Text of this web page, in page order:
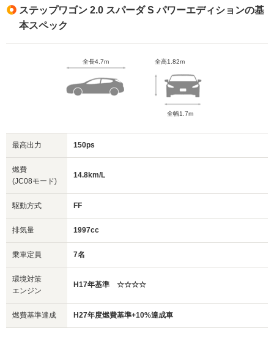
ステップワゴン 2.0 スパーダ S パワーエディションの基
本スペック
全長4.7m 全高1.82m
全幅1.7m
最高出力 150ps
燃費
(JC08モード)
14.8km/L
駆動方式 FF
排気量 1997cc
乗車定員 7名
環境対策
エンジン
H17年基準 ☆☆☆☆
燃費基準達成 H27年度燃費基準+10%達成車